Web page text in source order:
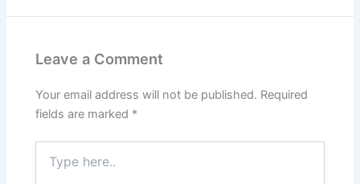
Leave a Comment
Your email address will not be published. Required
fields are marked *
here..